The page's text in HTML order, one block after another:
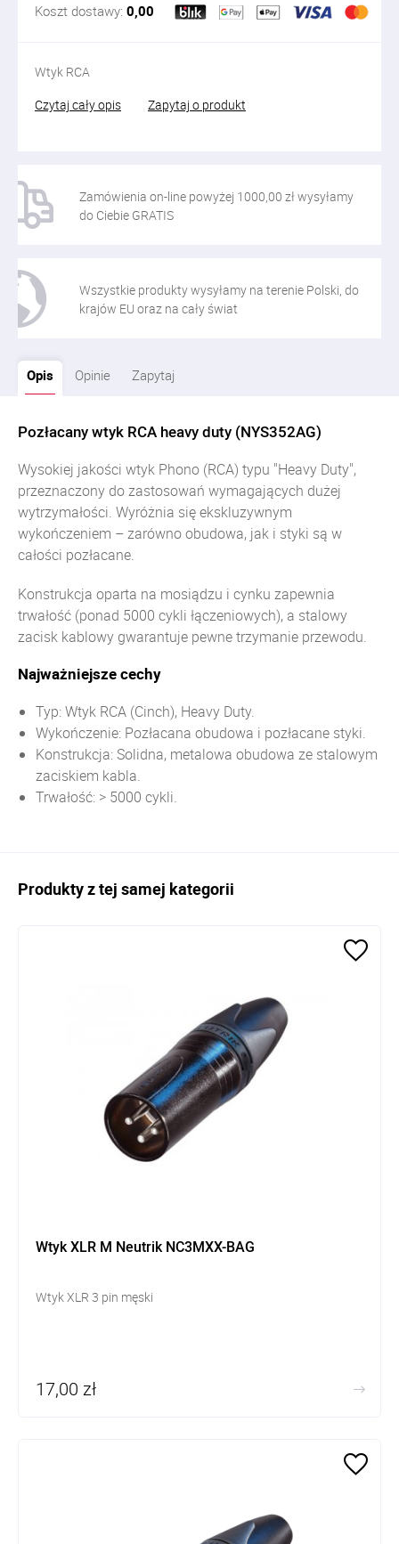
Koszt dostawy: 0,00
Wtyk RCA
Czytaj cały opis
Zapytaj o produkt
Zamówienia on-line powyżej 1000,00 zł wysyłamy
do Ciebie GRATIS
Wszystkie produkty wysyłamy na terenie Polski, do
krajów EU oraz na cały świat
Opis Opinie Zapytaj
Pozłacany wtyk RCA heavy duty (NYS352AG)
Wysokiej jakości wtyk Phono (RCA) typu "Heavy Duty",
przeznaczony do zastosowań wymagających dużej
wytrzymałości. Wyróżnia się ekskluzywnym
wykończeniem – zarówno obudowa, jak i styki są w
całości pozłacane.
Konstrukcja oparta na mosiądzu i cynku zapewnia
trwałość (ponad 5000 cykli łączeniowych), a stalowy
zacisk kablowy gwarantuje pewne trzymanie przewodu.
Najważniejsze cechy
Typ:Wtyk RCA (Cinch), Heavy Duty.
Wykończenie: Pozłacana obudowa i pozłacane styki.
Konstrukcja: Solidna, metalowa obudowa ze stalowym
zaciskiem kabla.
Trwałość: > 5000 cykli.
Produkty z tej samej kategorii
Wtyk XLR M Neutrik NC3MXX-BAG
Wtyk XLR 3 pin męski
17,00 zł